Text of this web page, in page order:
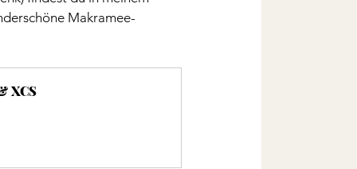
Makramee-
XCS